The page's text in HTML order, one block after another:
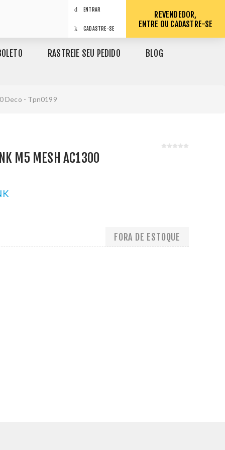
ENTRAR
CADASTRE-SE
REVENDEDOR,
ENTRE OU CADASTRE-SE
RASTREIE SEU PEDIDO BLOG
Deco - Tpn0199
M5 MESH AC1300
FORA DE ESTOQUE